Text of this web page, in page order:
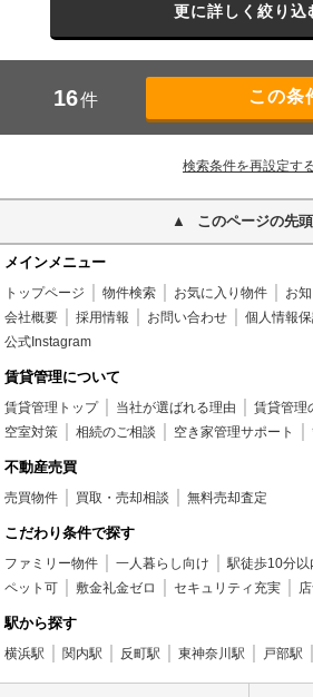
更に詳しく絞り込
16件
検索条件を再設定す
このページの先
メインメニュー
トップページ 物件検索 お気に入り物件 お
会社概要
採用情報 お問い合わせ 個人情報
公式Instagram
賃貸管理について
賃貸管理トップ 当社が選ばれる理由 賃貸管理
空室対策
相続のご相談 空き家管理サポート
不動産売買
売買物件 買取・売却相談 無料売却査定
こだわり条件で探す
ファミリー物件 一人暮らし向け 駅徒歩10分以
ペット可
敷金礼金ゼロ セキュリティ充実
駅から探す
横浜駅 関内駅 反町駅 東神奈川駅 戸部駅